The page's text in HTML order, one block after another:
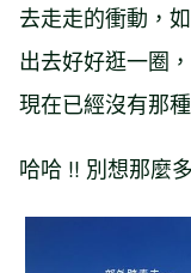
去走走的衝動，
出去好好逛一圈
現在已經沒有那
哈哈 !! 別想那麼